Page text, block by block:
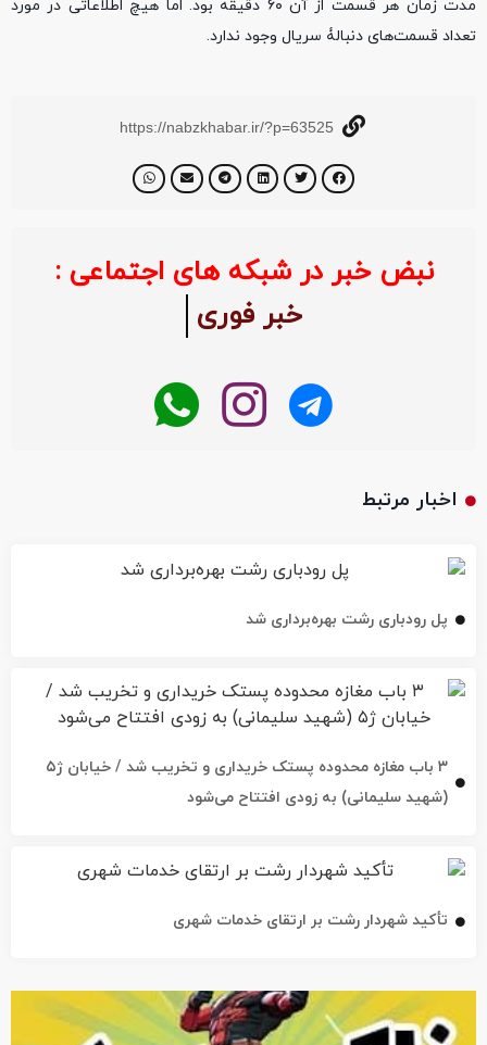
مدت زمان هر قسمت از آن ۶۰ دقیقه بود. اما هیچ اطلاعاتی در مورد
تعداد قسمت‌های دنبالۀ سریال وجود ندارد.
https://nabzkhabar.ir/?p=63525
نبض خبر در شبکه های اجتماعی :
خبر فوری
اخبار مرتبط
پل رودباری رشت بهره‌برداری شد
۳ باب مغازه محدوده پستک خریداری و تخریب شد / خیابان ژ۵
(شهید سلیمانی) به زودی افتتاح می‌شود
تأکید شهردار رشت بر ارتقای خدمات شهری